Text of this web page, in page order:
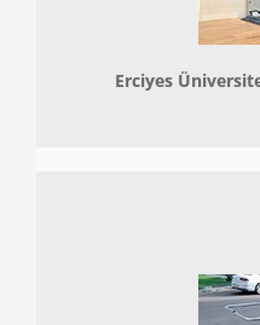
Erciyes